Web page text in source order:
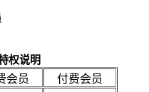
权说明
会员
付费会员